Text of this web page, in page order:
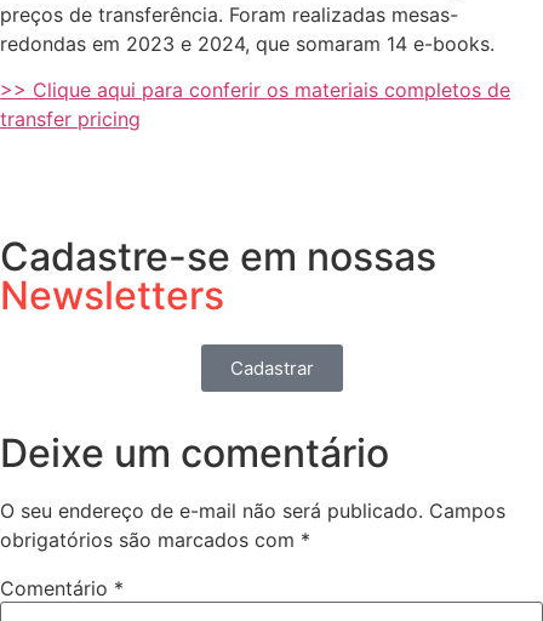
preços de transferência. Foram realizadas mesas-
redondas em 2023 e 2024, que somaram 14 e-books.
>> Clique aqui para conferir os materiais completos de
transfer pricing
Cadastre-se em nossas
Newsletters
Cadastrar
Deixe um comentário
O seu endereço de e-mail não será publicado. Campos
obrigatórios são marcados com *
Comentário *